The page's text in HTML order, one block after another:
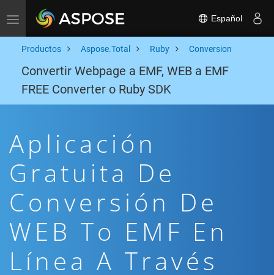
Toggle navigation Español
Productos Aspose.Total Ruby Conversion
Convertir Webpage a EMF, WEB a EMF
FREE Converter o Ruby SDK
Aplicación
Gratuita De
Conversión De
WEB To EMF En
Línea A Través